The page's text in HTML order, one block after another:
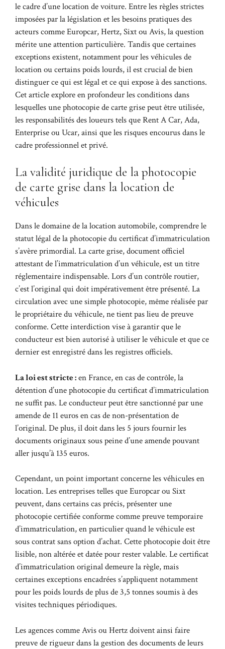
le cadre d’une location de voiture. Entre les règles strictes
imposées par la législation et les besoins pratiques des
acteurs comme Europcar, Hertz, Sixt ou Avis, la question
mérite une attention particulière. Tandis que certaines
exceptions existent, notamment pour les véhicules de
location ou certains poids lourds, il est crucial de bien
distinguer ce qui est légal et ce qui expose à des sanctions.
Cet article explore en profondeur les conditions dans
lesquelles une photocopie de carte grise peut être utilisée,
les responsabilités des loueurs tels que Rent A Car, Ada,
Enterprise ou Ucar, ainsi que les risques encourus dans le
cadre professionnel et privé.
La validité juridique de la photocopie
de carte grise dans la location de
véhicules
Dans le domaine de la location automobile, comprendre le
statut légal de la photocopie du certificat d’immatriculation
s’avère primordial. La carte grise, document officiel
attestant de l’immatriculation d’un véhicule, est un titre
réglementaire indispensable. Lors d’un contrôle routier,
c’est l’original qui doit impérativement être présenté. La
circulation avec une simple photocopie, même réalisée par
le propriétaire du véhicule, ne tient pas lieu de preuve
conforme. Cette interdiction vise à garantir que le
conducteur est bien autorisé à utiliser le véhicule et que ce
dernier est enregistré dans les registres officiels.
La loi est stricte :en France, en cas de contrôle, la
détention d’une photocopie du certificat d’immatriculation
ne suffit pas. Le conducteur peut être sanctionné par une
amende de 11 euros en cas de non-présentation de
l’original. De plus, il doit dans les 5 jours fournir les
documents originaux sous peine d’une amende pouvant
aller jusqu’à 135 euros.
Cependant, un point important concerne les véhicules en
location. Les entreprises telles que Europcar ou Sixt
peuvent, dans certains cas précis, présenter une
photocopie certifiée conforme comme preuve temporaire
d’immatriculation, en particulier quand le véhicule est
sous contrat sans option d’achat. Cette photocopie doit être
lisible, non altérée et datée pour rester valable. Le certificat
d’immatriculation original demeure la règle, mais
certaines exceptions encadréess’appliquent notamment
pour les poids lourds de plus de 3,5 tonnes soumis à des
visites techniques périodiques.
Les agences comme Avis ou Hertz doivent ainsi faire
preuve de rigueur dans la gestion des documents de leurs